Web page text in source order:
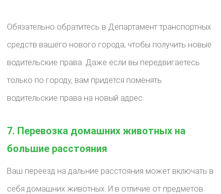
Обязательно обратитесь в Департамент транспортных
средств вашего нового города, чтобы получить новые
водительские права. Даже если вы передвигаетесь
только по городу, вам придется поменять
водительские права на новый адрес.
7. Перевозка домашних животных на
большие расстояния
Ваш переезд на дальние расстояния может включать в
себя домашних животных. И в отличие от предметов